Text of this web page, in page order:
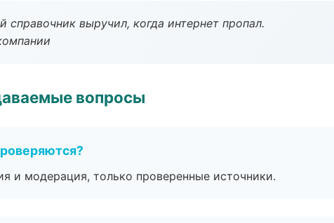
справочник выручил, когда интернет пропал.
вопросы
и модерация, только проверенные источники.